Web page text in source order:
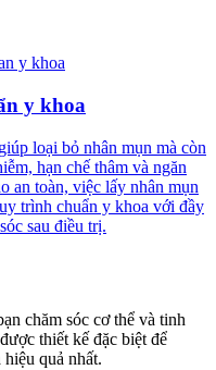
y khoa
loại bỏ nhân mụn mà còn
hạn chế thâm và ngăn
an toàn, việc lấy nhân mụn
trình chuẩn y khoa với đầy
sau điều trị.
chăm sóc cơ thể và tinh
thiết kế đặc biệt để
quả nhất.